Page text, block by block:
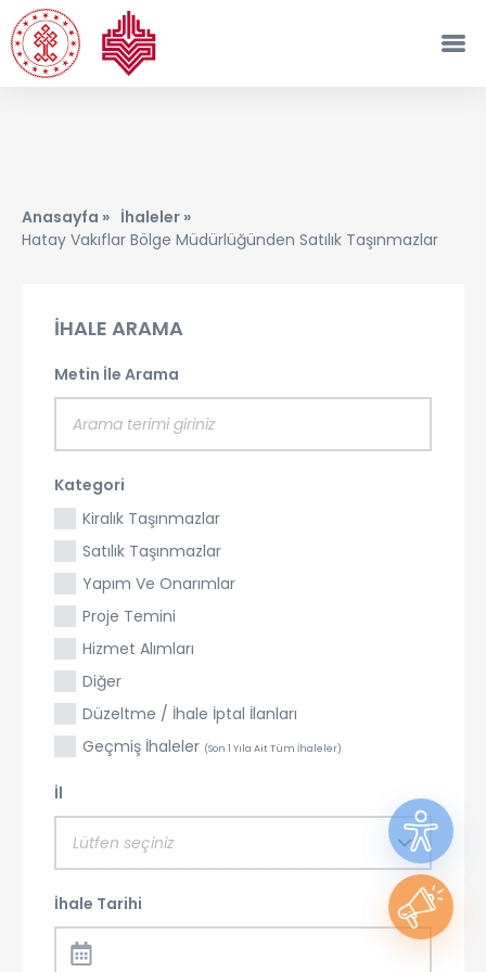
Anasayfa » İhaleler »
Hatay Vakıflar Bölge Müdürlüğünden Satılık Taşınmazlar
İHALE ARAMA
Metin İle Arama
Kategori
Kiralık Taşınmazlar
Satılık Taşınmazlar
Yapım Ve Onarımlar
Proje Temini
Hizmet Alımları
Diğer
Düzeltme / İhale İptal İlanları
Geçmiş İhaleler (Son 1 Yıla Ait Tüm İhaleler)
İl
Lütfen seçiniz
İhale Tarihi